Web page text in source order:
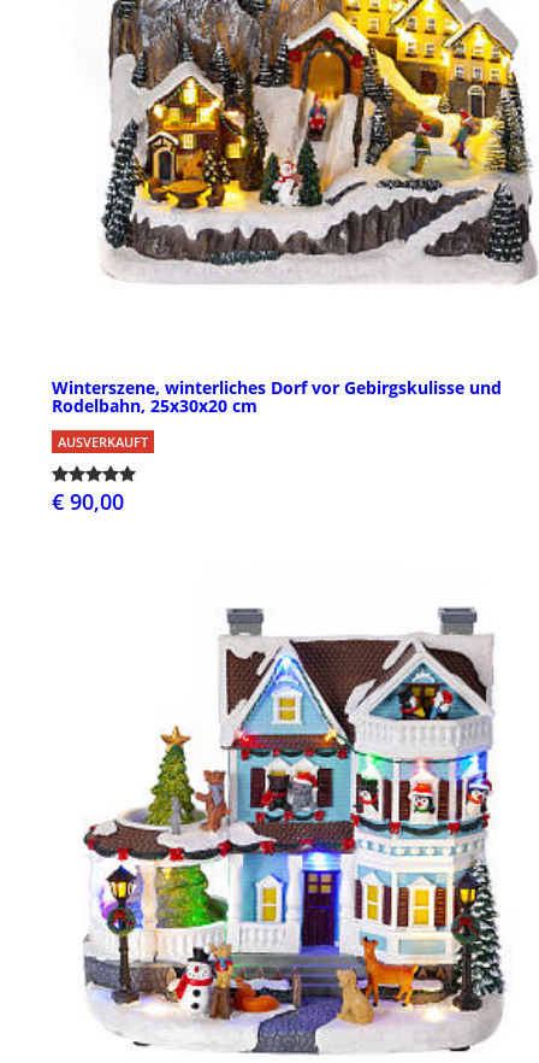
Winterszene, winterliches Dorf vor Gebirgskulisse und
Rodelbahn, 25x30x20 cm
AUSVERKAUFT
€ 90,00